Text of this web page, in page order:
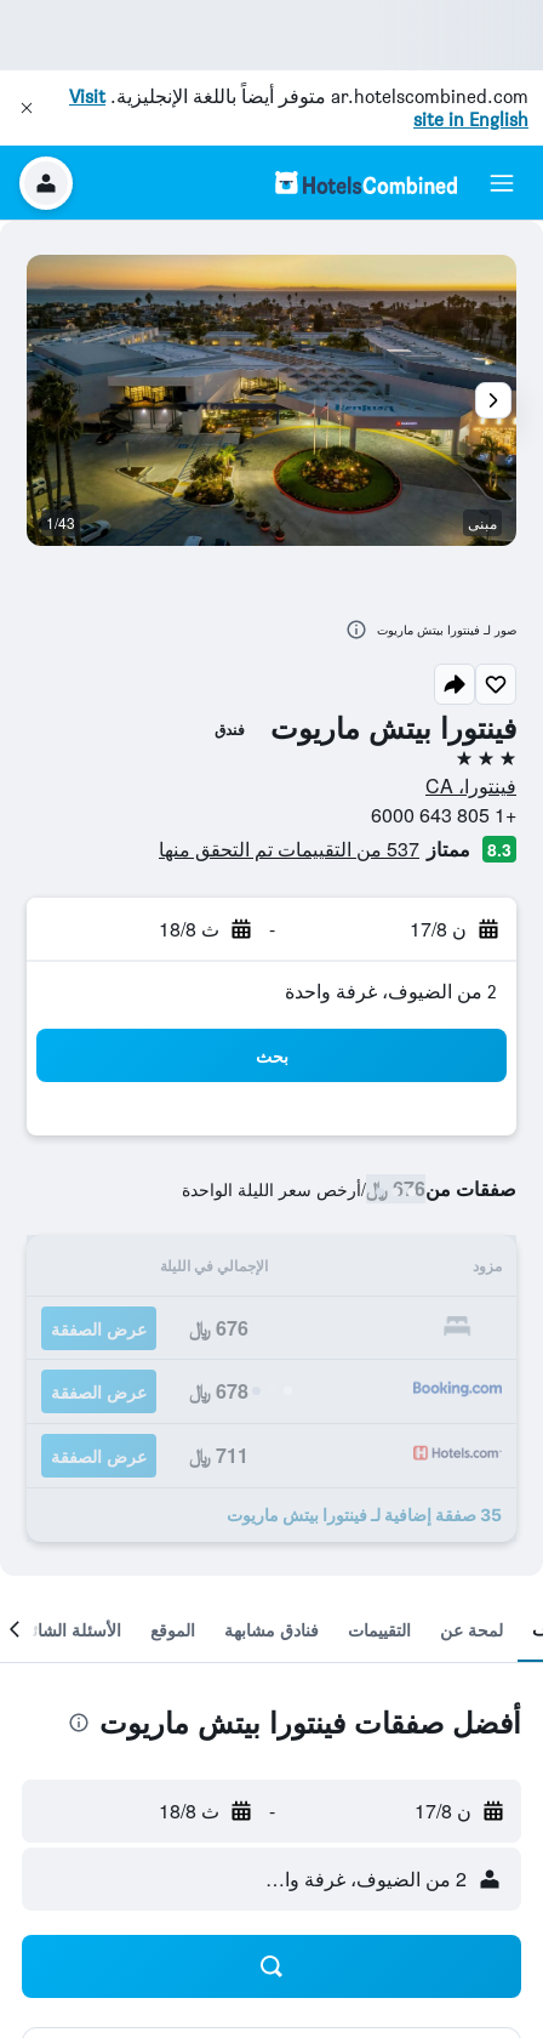
ar.hotelscombined.com متوفر أيضاً باللغة الإنجليزية.Visit
site in English
فينتورا بيتش ماريوت فندق
3 نجوم
فينتورا، CA
+1 805 643 6000
8.3 ممتاز 537 من التقييمات تم التحقق منها
ن 17/8 - ث 18/8
2 من الضيوف، غرفة واحدة
بحث
صفقات من676 ﷼ /أرخص سعر الليلة الواحدة
مزود الإجمالي في الليلة
676 ﷼ عرض الصفقة
678 ﷼ عرض الصفقة
711 ﷼ عرض الصفقة
35 صفقة إضافية لـ فينتورا بيتش ماريوت
مبنى 1/43
صور لـ فينتورا بيتش ماريوت
لمحة عن التقييمات فنادق مشابهة الموقع الأسئلة الشائعة
أفضل صفقات فينتورا بيتش ماريوت
ن 17/8 - ث 18/8
2 من الضيوف، غرفة واحدة